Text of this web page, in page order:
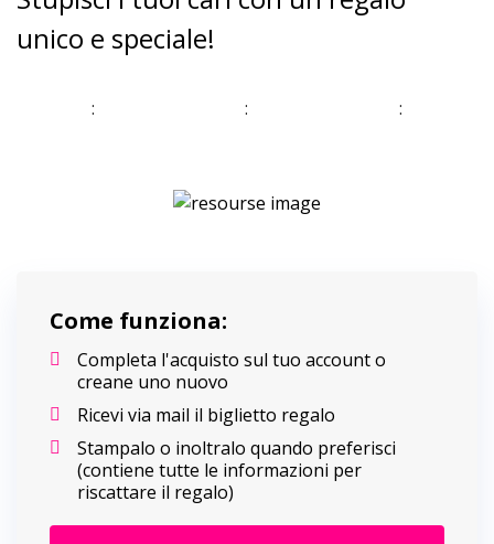
unico e speciale!
Come funziona:
Completa l'acquisto sul tuo account o
creane uno nuovo
Ricevi via mail il biglietto regalo
Stampalo o inoltralo quando preferisci
(contiene tutte le informazioni per
riscattare il regalo)